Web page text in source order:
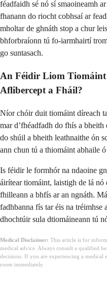
féadfaidh sé nó sí smaoineamh
fhanann do riocht cobhsaí ar
mholtar de ghnáth stop a chur
bhforbraíonn tú fo-iarmhairtí
go suntasach.
An Féidir Liom Tiomáint
Aflibercept a Fháil?
Níor chóir duit tiomáint díreach
mar d’fhéadfadh do fhís a bheith
do shúil a bheith leathnaithe ón
ann chun tú a thiomáint abhaile
Is féidir le formhór na ndaoine
áirítear tiomáint, laistigh de lá nó
fhilleann a bhfís ar an ngnáth.
fadhbanna fís tar éis na tréimhse
dhochtúir sula dtiomáineann tú
Medical Disclaimer: This article is for
medical advice. Always consult a qualified
decisions. If you are experiencing a medical
room immediately.